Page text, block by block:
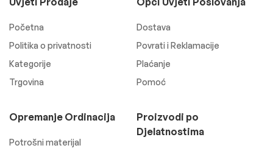
Početna
Politika o privatnosti
Kategorije
Trgovina
Dostava
Povrati i Reklamacije
Plaćanje
Pomoć
Opremanje Ordinacija
Potrošni materijal
Proizvodi po
Djelatnostima